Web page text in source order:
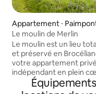
Appartement ⋅
Le moulin de Merlin
Le moulin est un lieu
et préservé en
votre appartement
indépendant en plein
mystérieuse forêt de
Entièrement fait à neuf